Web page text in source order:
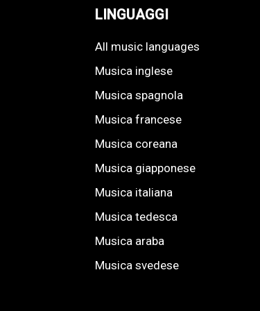
LINGUAGGI
All music languages
Musica inglese
Musica spagnola
Musica francese
Musica coreana
Musica giapponese
Musica italiana
Musica tedesca
Musica araba
Musica svedese